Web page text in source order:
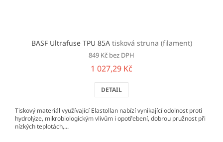
BASF Ultrafuse TPU 85A tisková struna (filament)
849 Kč bez DPH
1 027,29 Kč
DETAIL
Tiskový materiál využívající Elastollan nabízí vynikající odolnost proti
hydrolýze, mikrobiologickým vlivům i opotřebení, dobrou pružnost při
nízkých teplotách,...